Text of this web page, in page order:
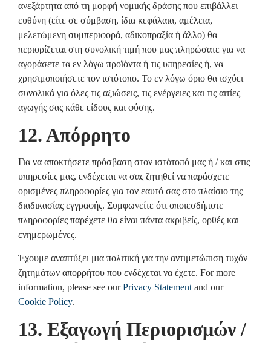
ανεξάρτητα από τη μορφή νομικής δράσης που επιβάλλει
ευθύνη (είτε σε σύμβαση, ίδια κεφάλαια, αμέλεια,
μελετώμενη συμπεριφορά, αδικοπραξία ή άλλο) θα
περιορίζεται στη συνολική τιμή που μας πληρώσατε για να
αγοράσετε τα εν λόγω προϊόντα ή τις υπηρεσίες ή, να
χρησιμοποιήσετε τον ιστότοπο. Το εν λόγω όριο θα ισχύει
συνολικά για όλες τις αξιώσεις, τις ενέργειες και τις αιτίες
αγωγής σας κάθε είδους και φύσης.
12. Απόρρητο
Για να αποκτήσετε πρόσβαση στον ιστότοπό μας ή / και στις
υπηρεσίες μας, ενδέχεται να σας ζητηθεί να παράσχετε
ορισμένες πληροφορίες για τον εαυτό σας στο πλαίσιο της
διαδικασίας εγγραφής. Συμφωνείτε ότι οποιεσδήποτε
πληροφορίες παρέχετε θα είναι πάντα ακριβείς, ορθές και
ενημερωμένες.
Έχουμε αναπτύξει μια πολιτική για την αντιμετώπιση τυχόν
ζητημάτων απορρήτου που ενδέχεται να έχετε. For more
information, please see ourPrivacy Statement and our
Cookie Policy.
13. Εξαγωγή Περιορισμών /